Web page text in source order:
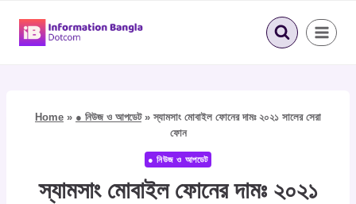
Home » ● নিউজ ও আপডেট»স্যামসাং মোবাইল ফোনের দামঃ ২০২১ সালের সেরা
ফোন
● নিউজ ও আপডেট
স্যামসাং মোবাইল ফোনের দামঃ ২০২১